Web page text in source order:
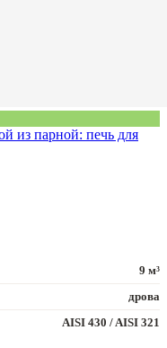
из парной: печь для
9 м³
дрова
AISI 430 / AISI 321